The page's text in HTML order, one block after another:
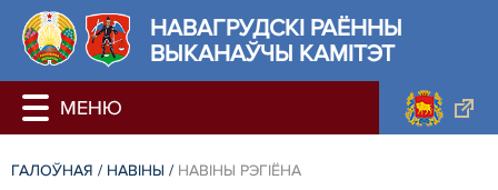
НАВАГРУДСКІ РАЁННЫ
ВЫКАНАЎЧЫ КАМІТЭТ
ГАЛОЎНАЯ / НАВIНЫ / НАВIНЫ РЭГIЁНА